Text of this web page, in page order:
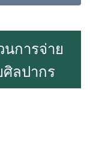
การจ่าย
ลปากร